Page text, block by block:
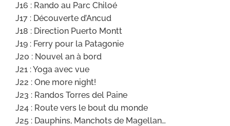
J16 : Rando au Parc Chiloé
J17 : Découverte d’Ancud
J18 : Direction Puerto Montt
J19 : Ferry pour la Patagonie
J20 : Nouvel an à bord
J21 : Yoga avec vue
J22 : One more night!
J23 : Randos Torres del Paine
J24 : Route vers le bout du monde
J25 : Dauphins, Manchots de Magellan…